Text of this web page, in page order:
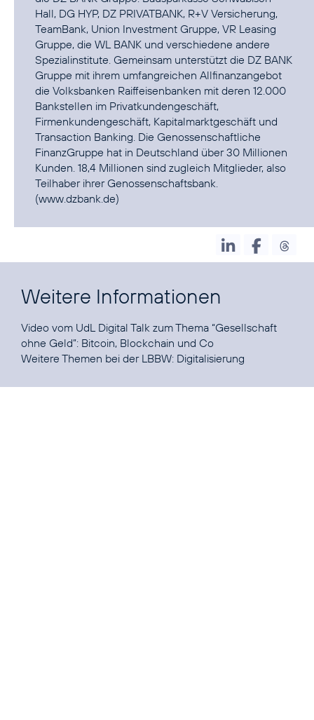
Hall, DG HYP, DZ PRIVATBANK, R+V Versicherung,
TeamBank, Union Investment Gruppe, VR Leasing
Gruppe, die WL BANK und verschiedene andere
Spezialinstitute. Gemeinsam unterstützt die DZ BANK
Gruppe mit ihrem umfangreichen Allfinanzangebot
die Volksbanken Raiffeisenbanken mit deren 12.000
Bankstellen im Privatkundengeschäft,
Firmenkundengeschäft, Kapitalmarktgeschäft und
Transaction Banking. Die Genossenschaftliche
FinanzGruppe hat in Deutschland über 30 Millionen
Kunden. 18,4 Millionen sind zugleich Mitglieder, also
Teilhaber ihrer Genossenschaftsbank.
(www.dzbank.de)
Weitere Informationen
Video vom UdL Digital Talk zum Thema “Gesellschaft
ohne Geld”: Bitcoin, Blockchain und Co
Weitere Themen bei der LBBW: Digitalisierung